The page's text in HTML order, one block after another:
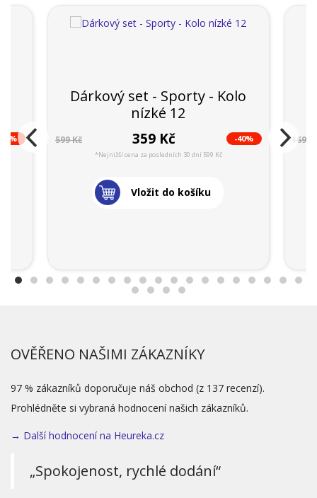
Dárkový set - Sporty - Kolo
nízké 12
599 Kč 359 Kč -40%
*Nejnižší cena za posledních 30 dní 599 Kč
Vložit do košíku
169
OVĚŘENO NAŠIMI ZÁKAZNÍKY
97 % zákazníků doporučuje náš obchod (z 137 recenzí).
Prohlédněte si vybraná hodnocení našich zákazníků.
→ Další hodnocení na Heureka.cz
„Spokojenost, rychlé dodání“